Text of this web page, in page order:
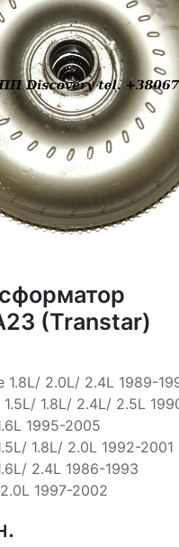
(Transtar)
1.8L/ 2.0L/ 2.4L 1989-
1.8L/ 2.4L/ 2.5L
1995-2005
1.8L/ 2.0L 1992-2001
2.4L 1986-1993
1997-2002